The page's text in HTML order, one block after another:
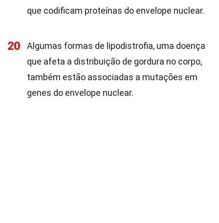
que codificam proteínas do envelope nuclear.
20
Algumas formas de lipodistrofia, uma doença
que afeta a distribuição de gordura no corpo,
também estão associadas a mutações em
genes do envelope nuclear.